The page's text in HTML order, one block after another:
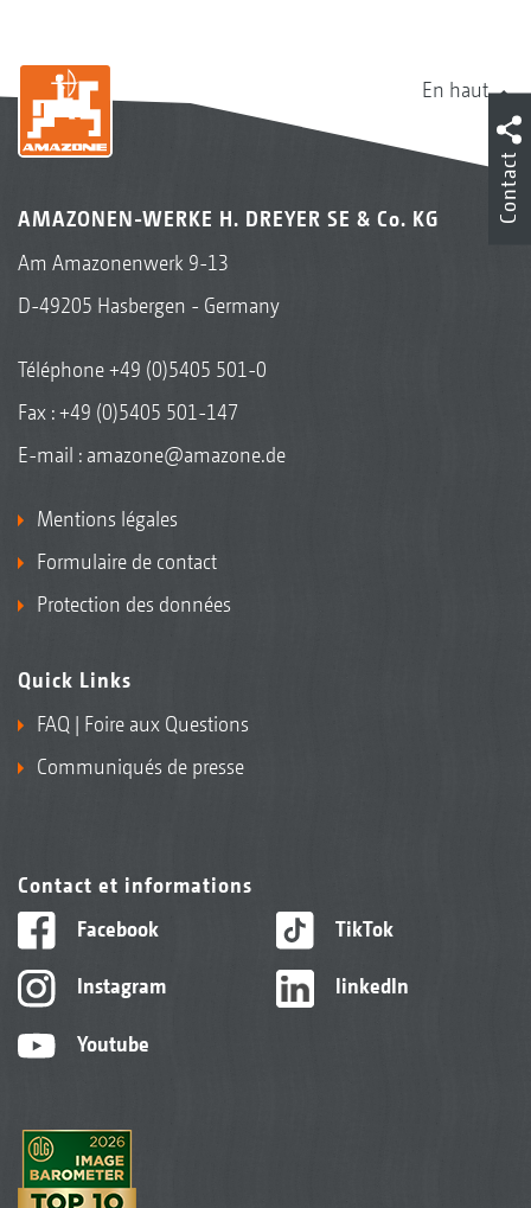
En haut
AMAZONEN-WERKE H. DREYER SE & Co. KG
Am Amazonenwerk 9-13
D-49205 Hasbergen - Germany
Téléphone+49 (0)5405 501-0
Fax : +49 (0)5405 501-147
E-mail : amazone@amazone.de
Mentions légales
Formulaire de contact
Protection des données
Quick Links
FAQ | Foire aux Questions
Communiqués de presse
Contact et informations
Facebook
Instagram
Youtube
TikTok
linkedIn
Contact